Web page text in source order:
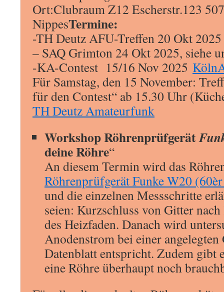
Ort:Clubraum Z12 Escherstr.123
NippesTermine:
-TH Deutz AFU-Treffen 20 Okt
– SAQ Grimton 24 Okt 2025, siehe
-KA-Contest 15/16 Nov 2025
Für Samstag, den 15 November:
für den Contest“ ab 15.30 Uhr
TH Deutz Amateurfunk
Workshop Röhrenprüfgerät
deine Röhre“
An diesem Termin wird das
Röhrenprüfgerät Funke W20
und die einzelnen Messschritte
seien: Kurzschluss von Gitter
des Heizfaden. Danach wird
Anodenstrom bei einer
Datenblatt entspricht. Zudem gibt
eine Röhre überhaupt noch